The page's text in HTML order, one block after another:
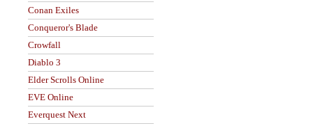
Conan Exiles
Conqueror's Blade
Crowfall
Diablo 3
Elder Scrolls Online
EVE Online
Everquest Next